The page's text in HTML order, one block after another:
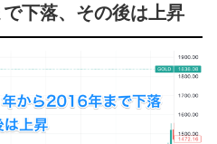
下落、その後は上昇